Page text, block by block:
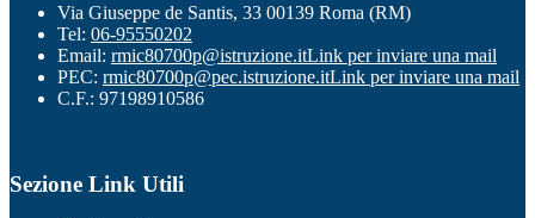
Via Giuseppe de Santis, 33 00139 Roma (RM)
Tel: 06-95550202
Email: rmic80700p@istruzione.itLink per inviare una mail
PEC: rmic80700p@pec.istruzione.itLink per inviare una mail
C.F.: 97198910586
Sezione Link Utili